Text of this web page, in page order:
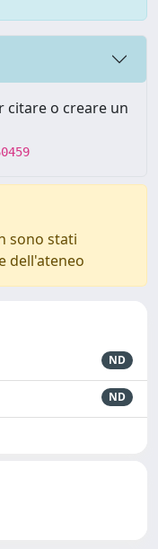
citare o creare un
sono stati
dell'ateneo
ND
ND